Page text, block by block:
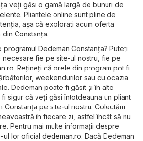
veți găsi o gamă largă de bunuri de
Pliantele online sunt pline de
așa că explorați acum oferta
Constanța.
Dedeman Constanța? Puteți
necesare fie pe site-ul nostru, fie pe
. Rețineți că orele din program pot fi
weekendurilor sau cu ocazia
Dedeman poate fi găsit și în alte
sigur că veți găsi întotdeauna un pliant
Constanța pe site-ul nostru. Colectăm
în fiecare zi, astfel încât să nu
Pentru mai multe informații despre
ul lor oficial dedeman.ro. Dacă Dedeman